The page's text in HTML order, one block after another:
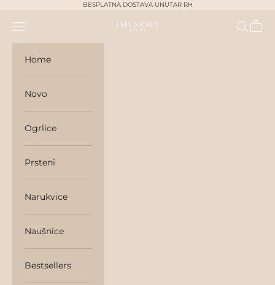
BESPLATNA DOSTAVA UNUTAR RH
unasjora
Navigation menu Search
Cart
Home
Novo
Ogrlice
Prsteni
Narukvice
Naušnice
Bestsellers